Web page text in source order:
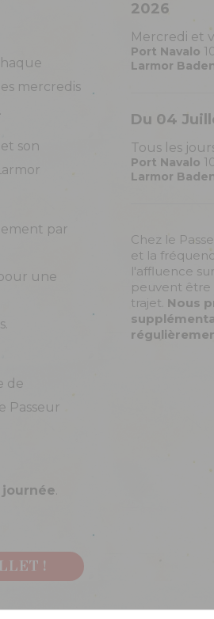
mercredis
son
par
une
de
Passeur
.
!
2026
Mercredi et
Port Navalo
Larmor
Du 04
Tous les
Port Navalo
Larmor
Chez le
et la
l'affluence
peuvent être
trajet. Nous